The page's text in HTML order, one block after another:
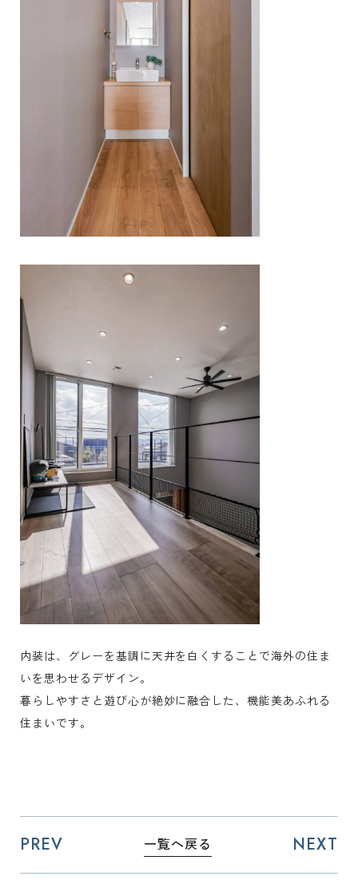
内装は、グレーを基調に天井を白くすることで海外の住ま
いを思わせるデザイン。
暮らしやすさと遊び心が絶妙に融合した、機能美あふれる
住まいです。
PREV 一覧へ戻る NEXT